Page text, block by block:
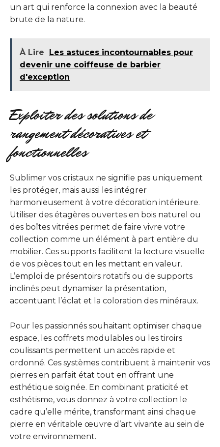
un art qui renforce la connexion avec la beauté
brute de la nature.
À Lire
Les astuces incontournables pour
devenir une coiffeuse de barbier
d'exception
Exploiter des solutions de
rangement décoratives et
fonctionnelles
Sublimer vos cristaux ne signifie pas uniquement
les protéger, mais aussi les intégrer
harmonieusement à votre décoration intérieure.
Utiliser des étagères ouvertes en bois naturel ou
des boîtes vitrées permet de faire vivre votre
collection comme un élément à part entière du
mobilier. Ces supports facilitent la lecture visuelle
de vos pièces tout en les mettant en valeur.
L’emploi de présentoirs rotatifs ou de supports
inclinés peut dynamiser la présentation,
accentuant l’éclat et la coloration des minéraux.
Pour les passionnés souhaitant optimiser chaque
espace, les coffrets modulables ou les tiroirs
coulissants permettent un accès rapide et
ordonné. Ces systèmes contribuent à maintenir vos
pierres en parfait état tout en offrant une
esthétique soignée. En combinant praticité et
esthétisme, vous donnez à votre collection le
cadre qu’elle mérite, transformant ainsi chaque
pierre en véritable œuvre d’art vivante au sein de
votre environnement.